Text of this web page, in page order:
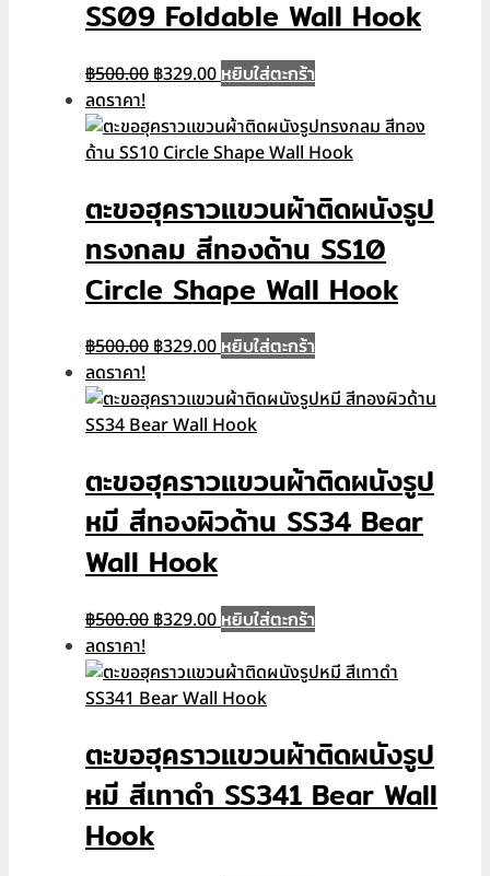
SS09 Foldable Wall Hook
฿500.00 Original
was:
฿500.00.
฿329.00Current
is:
฿329.00.
หยิบใส่ตะกร้า
ลดราคา!
ตะขอฮุคราวแขวนผ้าติดผนังรูป
ทรงกลม สีทองด้าน SS10
Circle Shape Wall Hook
฿500.00 Original
was:
฿500.00.
฿329.00Current
is:
฿329.00.
หยิบใส่ตะกร้า
ลดราคา!
ตะขอฮุคราวแขวนผ้าติดผนังรูป
หมี สีทองผิวด้าน SS34 Bear
Wall Hook
฿500.00 Original
was:
฿500.00.
฿329.00Current
is:
฿329.00.
หยิบใส่ตะกร้า
ลดราคา!
ตะขอฮุคราวแขวนผ้าติดผนังรูป
หมี สีเทาดำ SS341 Bear Wall
Hook